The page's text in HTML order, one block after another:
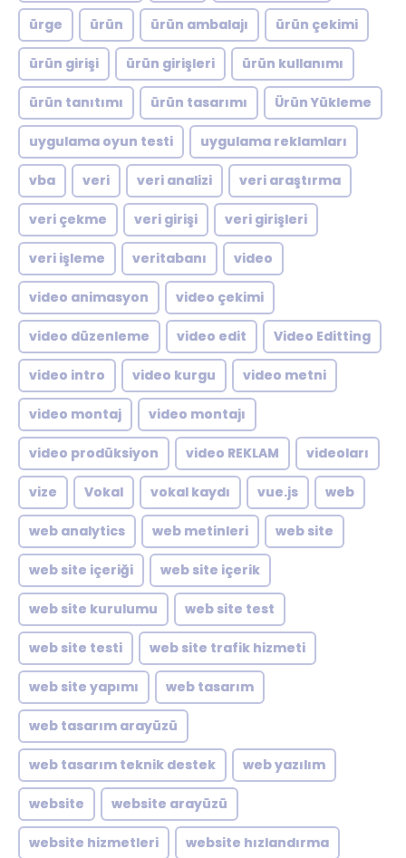
ürge ürün ürün ambalajı ürün çekimi
ürün girişi ürün girişleri ürün kullanımı
ürün tanıtımı ürün tasarımı Ürün Yükleme
uygulama oyun testi uygulama reklamları
vba veri veri analizi veri araştırma
veri çekme veri girişi veri girişleri
veri işleme veritabanı video
video animasyon video çekimi
video düzenleme video edit Video Editting
video intro video kurgu video metni
video montaj video montajı
video prodüksiyon video REKLAM videoları
vize Vokal vokal kaydı vue.js web
web analytics web metinleri web site
web site içeriği web site içerik
web site kurulumu web site test
web site testi web site trafik hizmeti
web site yapımı web tasarım
web tasarım arayüzü
web tasarım teknik destek web yazılım
website website arayüzü
website hizmetleri website hızlandırma